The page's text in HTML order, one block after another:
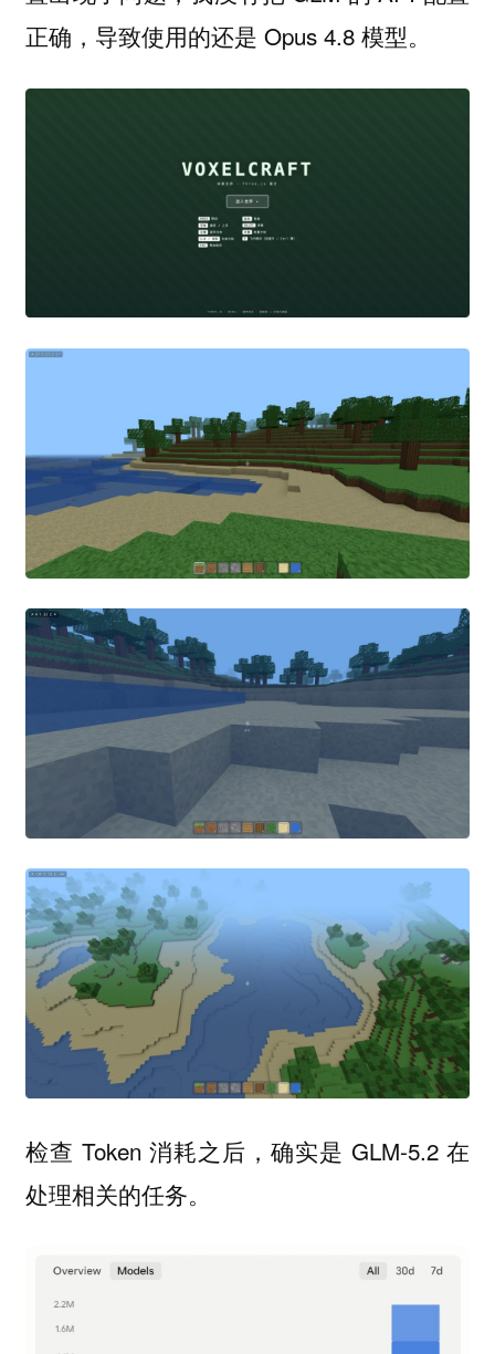
正确，导致使用的还是 Opus 4.8 模型。
检查 Token 消耗之后，确实是 GLM-5.2 在
处理相关的任务。